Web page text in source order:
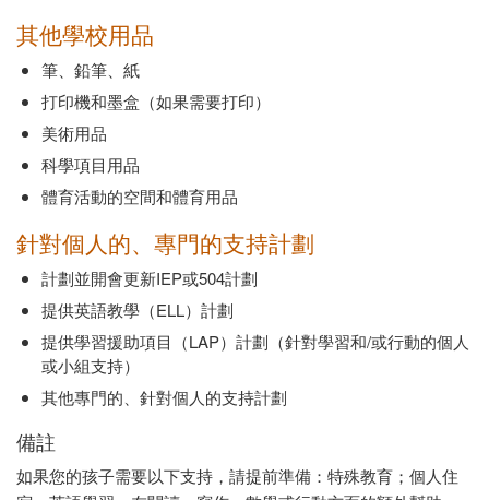
其他學校用品
筆、鉛筆、紙
打印機和墨盒（如果需要打印）
美術用品
科學項目用品
體育活動的空間和體育用品
針對個人的、專門的支持計劃
計劃並開會更新IEP或504計劃
提供英語教學（ELL）計劃
提供學習援助項目（LAP）計劃（針對學習和/或行動的個人
或小組支持）
其他專門的、針對個人的支持計劃
備註
如果您的孩子需要以下支持，請提前準備：特殊教育；個人住